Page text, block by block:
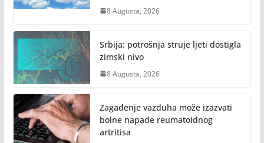
8 Augusta, 2026
Srbija: potrošnja struje ljeti dostigla
zimski nivo
8 Augusta, 2026
Zagađenje vazduha može izazvati
bolne napade reumatoidnog
artritisa